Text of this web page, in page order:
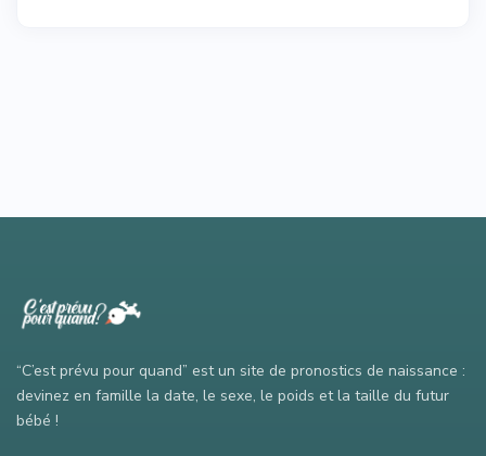
“C’est prévu pour quand” est un site de pronostics de naissance :
devinez en famille la date, le sexe, le poids et la taille du futur
bébé !